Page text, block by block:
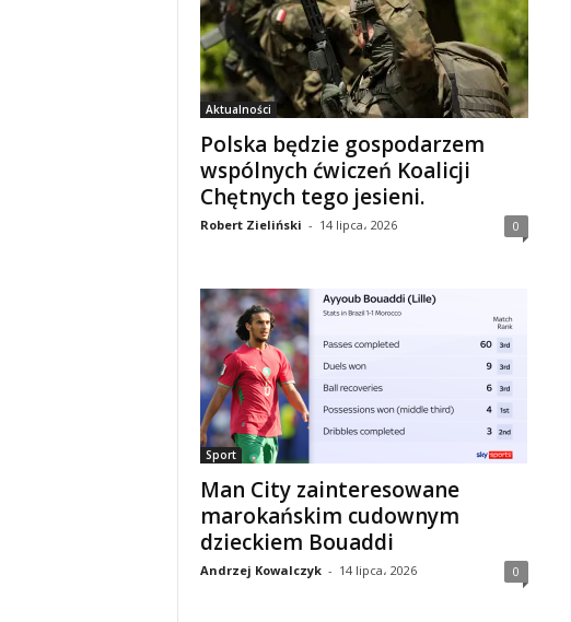
Aktualności
Polska będzie gospodarzem
wspólnych ćwiczeń Koalicji
Chętnych tego jesieni.
Robert Zieliński - 14 lipca، 2026 0
Sport
Man City zainteresowane
marokańskim cudownym
dzieckiem Bouaddi
Andrzej Kowalczyk - 14 lipca، 2026 0